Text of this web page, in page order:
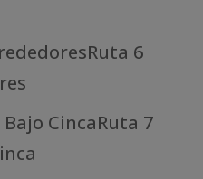
6
CincaRuta 7